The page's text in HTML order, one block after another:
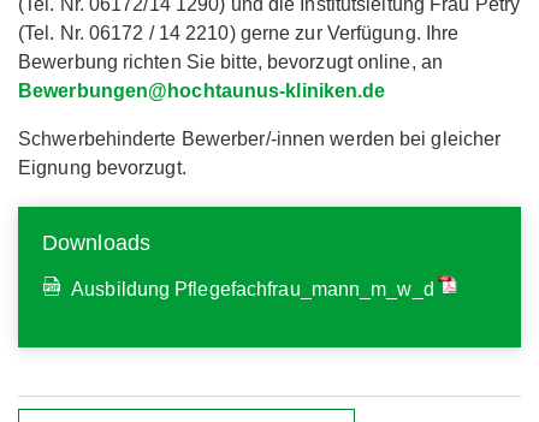
(Tel. Nr. 06172/14 1290) und die Institutsleitung Frau Petry
(Tel. Nr. 06172 / 14 2210) gerne zur Verfügung. Ihre
Bewerbung richten Sie bitte, bevorzugt online, an
Bewerbungen@hochtaunus-kliniken.de
Schwerbehinderte Bewerber/-innen werden bei gleicher
Eignung bevorzugt.
Downloads
Ausbildung Pflegefachfrau_mann_m_w_d